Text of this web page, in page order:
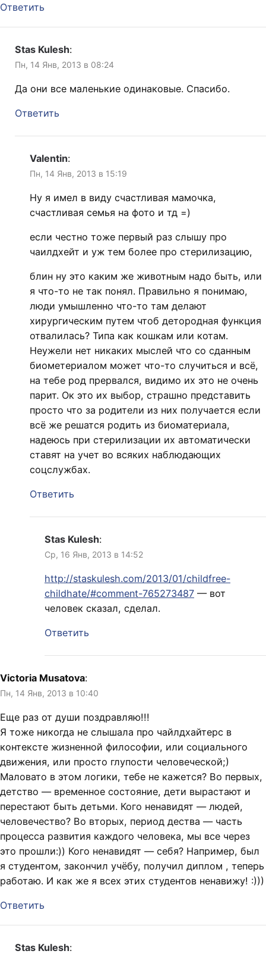
Ответить
Stas Kulesh:
Пн, 14 Янв, 2013 в 08:24
Да они все маленькие одинаковые. Спасибо.
Ответить
Valentin:
Пн, 14 Янв, 2013 в 15:19
Ну я имел в виду счастливая мамочка,
счастливая семья на фото и тд =)
если честно тоже первый раз слышу про
чаилдхейт и уж тем более про стерилизацию,
блин ну это каким же животным надо быть, или
я что-то не так понял. Правильно я понимаю,
люди умышленно что-то там делают
хирургическим путем чтоб детородная функция
отвалилась? Типа как кошкам или котам.
Неужели нет никаких мыслей что со сданным
биометериалом может что-то случиться и всё,
на тебе род прервался, видимо их это не очень
парит. Ок это их выбор, страшно представить
просто что за родители из них получается если
всё же решатся родить из биоматериала,
надеюсь при стерилизации их автоматически
ставят на учет во всяких наблюдающих
соцслужбах.
Ответить
Stas Kulesh:
Ср, 16 Янв, 2013 в 14:52
http://staskulesh.com/2013/01/childfree-
childhate/#comment-765273487 — вот
человек сказал, сделал.
Ответить
Victoria Musatova:
Пн, 14 Янв, 2013 в 10:40
Еще раз от души поздравляю!!!
Я тоже никогда не слышала про чайлдхайтерс в
контексте жизненной философии, или социального
движения, или просто глупости человеческой;)
Маловато в этом логики, тебе не кажется? Во первых,
детство — временное состояние, дети вырастают и
перестают быть детьми. Кого ненавидят — людей,
человечество? Во вторых, период дества — часть
процесса развития каждого человека, мы все через
это прошли:)) Кого ненавидят — себя? Например, был
я студентом, закончил учёбу, получил диплом , теперь
работаю. И как же я всех этих студентов ненавижу! :)))
Ответить
Stas Kulesh: